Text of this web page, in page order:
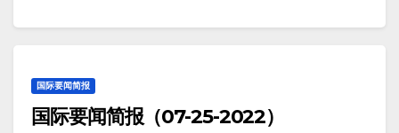
的交易量创历史新高。 16。雅加达（路透社）——美
自印度尼西亚和美国的士兵将于下周进行联合军事演
习，这突显了“我们对自由和开放的印太地区的重视”。
在 CNBC 的“Fast Money”节目中表示，尽管市场在美
联储决策后出现大幅上涨，但投资者应抵制将资金投
蕉、燕麦、煮熟和冷却的意大利面和米饭、豌豆和豆
类都含这种淀粉。 9。科学家透露，巧克力通过降低血
世界的领导者免受感染，那么是时候考虑其他策略
到一对鲨鱼在纽约长岛附近的水域中游弋。 8。谷歌前
首席执行官埃里克施密特称人工智能与核武器一样危
过 50 万已知的“逃亡者”潜入美国。 4。德国和欧盟，
两者都有多年计划减少对俄罗斯天然气的依赖。 普京
国际要闻简报
国际要闻简报（07-25-2022）